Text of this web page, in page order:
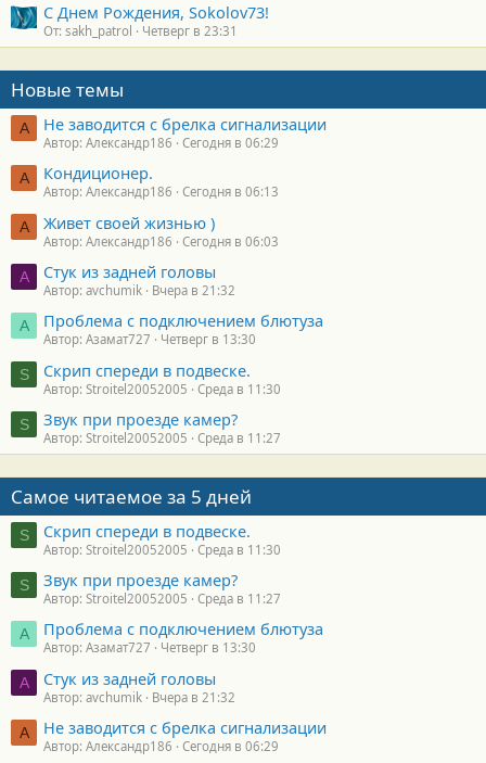
С Днем Рождения, Sokolov73!
От: sakh_patrol Четверг в 23:31
Новые темы
А Не заводится с брелка сигнализации
Автор: Александр186 Сегодня в 06:29
А Кондиционер.
Автор: Александр186 Сегодня в 06:13
А Живет своей жизнью )
Автор: Александр186 Сегодня в 06:03
A Стук из задней головы
Автор: avchumik Вчера в 21:32
А Проблема с подключением блютуза
Автор: Азамат727 Четверг в 13:30
S Скрип спереди в подвеске.
Автор: Stroitel20052005 Среда в 11:30
S Звук при проезде камер?
Автор: Stroitel20052005 Среда в 11:27
Самое читаемое за 5 дней
S Скрип спереди в подвеске.
Автор: Stroitel20052005 Среда в 11:30
S Звук при проезде камер?
Автор: Stroitel20052005 Среда в 11:27
А Проблема с подключением блютуза
Автор: Азамат727 Четверг в 13:30
A Стук из задней головы
Автор: avchumik Вчера в 21:32
А Не заводится с брелка сигнализации
Автор: Александр186 Сегодня в 06:29